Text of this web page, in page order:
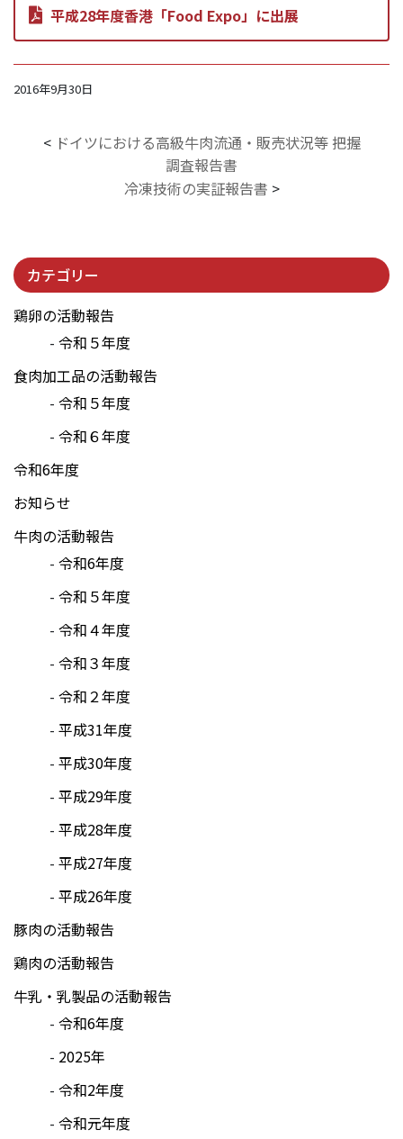
平成28年度香港「Food Expo」に出展
2016年9月30日
< ドイツにおける高級牛肉流通・販売状況等 把握
調査報告書
冷凍技術の実証報告書 >
カテゴリー
鶏卵の活動報告
令和５年度
食肉加工品の活動報告
令和５年度
令和６年度
令和6年度
お知らせ
牛肉の活動報告
令和6年度
令和５年度
令和４年度
令和３年度
令和２年度
平成31年度
平成30年度
平成29年度
平成28年度
平成27年度
平成26年度
豚肉の活動報告
鶏肉の活動報告
牛乳・乳製品の活動報告
令和6年度
2025年
令和2年度
令和元年度